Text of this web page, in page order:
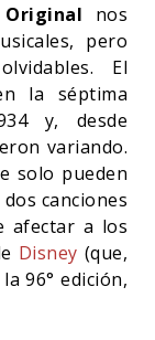
nos
pero
El
la séptima
y, desde
variando.
solo pueden
canciones
afectar a los
Disney (que,
96° edición,